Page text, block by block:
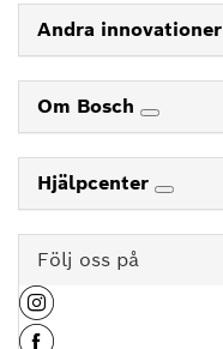
Andra innovationer
Om Bosch
Hjälpcenter
Följ oss på